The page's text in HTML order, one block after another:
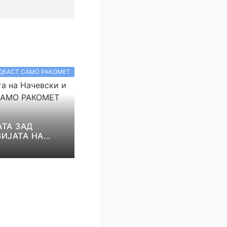
САМО РАКОМЕТ
ЗАД
НА
И НИКОЛОВ!
С5Е8